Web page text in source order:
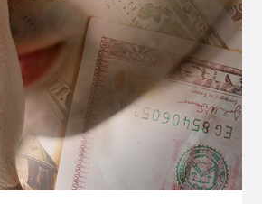
La
08
06
Cómo Separar Las
Finanzas
Personales De Las
De Tu Negocio
Susan Martinez